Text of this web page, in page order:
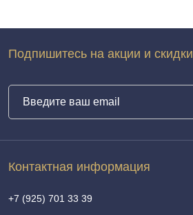
Контактная информация
+7 (925) 701 33 39
Подпишитесь на акции и скидки